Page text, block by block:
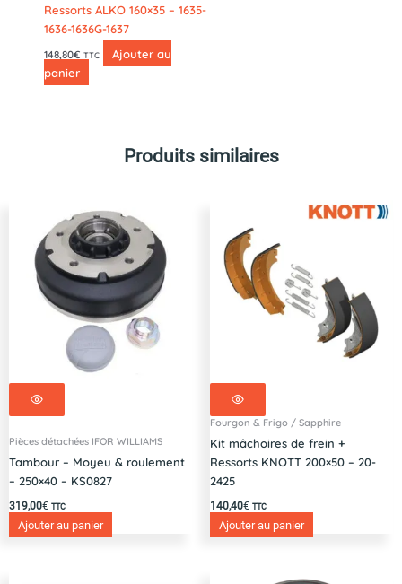
Ressorts ALKO 160×35 – 1635-
1636-1636G-1637
148,80€ TTC
Ajouter au
panier
Produits similaires
Pièces détachées IFOR WILLIAMS
Tambour – Moyeu & roulement
– 250×40 – KS0827
319,00€ TTC
Ajouter au panier
Fourgon & Frigo / Sapphire
Kit mâchoires de frein +
Ressorts KNOTT 200×50 – 20-
2425
140,40€ TTC
Ajouter au panier